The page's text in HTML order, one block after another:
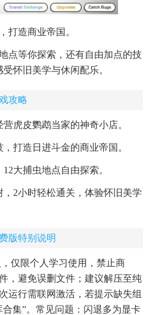
打造商业帝国。
点等你探索，还有自由加点的技
怀旧美学与休闲配乐。
攻略
虎皮鹦鹉当家的神奇小店。
打造日进斗金的商业帝国。
大捕虫地点自由探索。
2小时轻松通关，体验怀旧美学
版特别说明
仅限个人学习使用，禁止商
，避免误删文件；建议解压至纯
运行需联网激活，若提示缺失组
集”。常见问题：闪退多为显卡